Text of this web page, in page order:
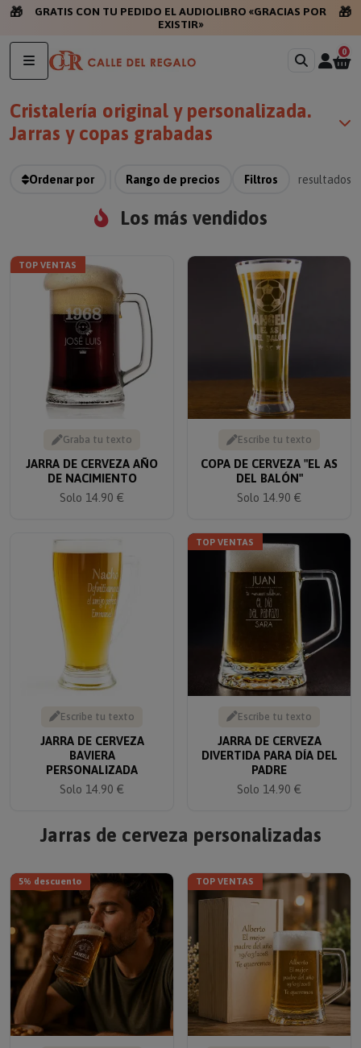
🎁
GRATIS CON TU PEDIDO EL AUDIOLIBRO «GRACIAS POR
EXISTI
🎁
0
Cristalería original y personalizada.
Jarras y copas grabadas
Ordenar por Rango de precios Filtros resultados
Los más vendidos
TOP VENTAS
Graba tu texto
JARRA DE CERVEZA AÑO
DE NACIMIENTO
Solo 14.90 €
Escribe tu texto
COPA DE CERVEZA "EL AS
DEL BALÓN"
Solo 14.90 €
Escribe tu texto
JARRA DE CERVEZA
BAVIERA
PERSONALIZADA
Solo 14.90 €
TOP VENTAS
Escribe tu texto
JARRA DE CERVEZA
DIVERTIDA PARA DÍA DEL
PADRE
Solo 14.90 €
Jarras de cerveza personalizadas
5% descuento TOP VENTAS